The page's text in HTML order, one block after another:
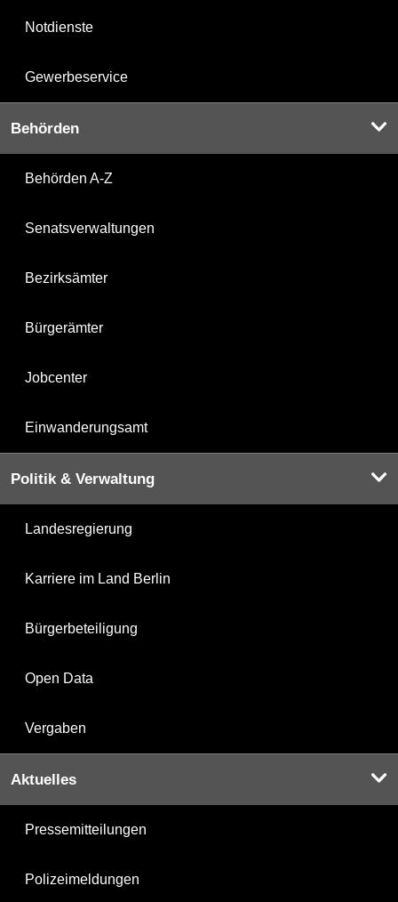
Notdienste
Gewerbeservice
Behörden
Behörden A-Z
Senatsverwaltungen
Bezirksämter
Bürgerämter
Jobcenter
Einwanderungsamt
Politik & Verwaltung
Landesregierung
Karriere im Land Berlin
Bürgerbeteiligung
Open Data
Vergaben
Aktuelles
Pressemitteilungen
Polizeimeldungen